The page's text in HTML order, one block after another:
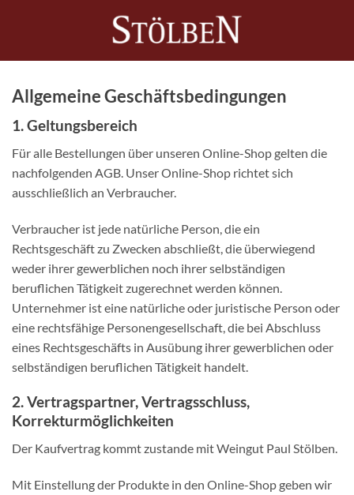
Allgemeine Geschäftsbedingungen
1. Geltungsbereich
Für alle Bestellungen über unseren Online-Shop gelten die
nachfolgenden AGB. Unser Online-Shop richtet sich
ausschließlich an Verbraucher.
Verbraucher ist jede natürliche Person, die ein
Rechtsgeschäft zu Zwecken abschließt, die überwiegend
weder ihrer gewerblichen noch ihrer selbständigen
beruflichen Tätigkeit zugerechnet werden können.
Unternehmer ist eine natürliche oder juristische Person oder
eine rechtsfähige Personengesellschaft, die bei Abschluss
eines Rechtsgeschäfts in Ausübung ihrer gewerblichen oder
selbständigen beruflichen Tätigkeit handelt.
2. Vertragspartner, Vertragsschluss,
Korrekturmöglichkeiten
Der Kaufvertrag kommt zustande mit Weingut Paul Stölben.
Mit Einstellung der Produkte in den Online-Shop geben wir